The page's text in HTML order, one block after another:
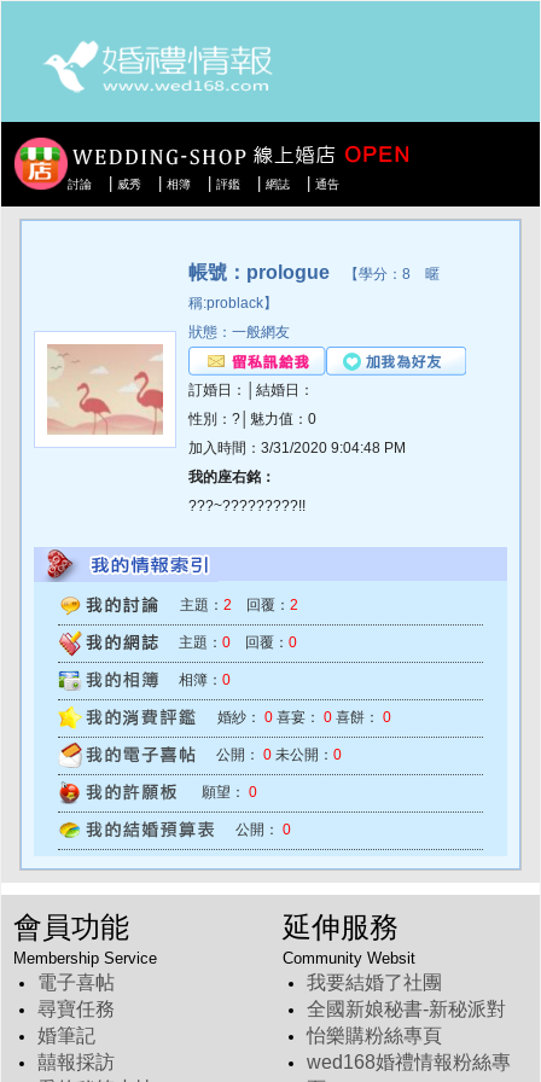
討論 威秀 相簿 評鑑 網誌 通告
帳號：prologue 【學分：8 暱
稱:problack】
狀態：一般網友
訂婚日：│結婚日：
性別：?│魅力值：0
加入時間：3/31/2020 9:04:48 PM
我的座右銘：
???~?????????!!
主題： 2 回覆： 2
主題： 0 回覆： 0
相簿： 0
婚紗： 0 喜宴： 0 喜餅： 0
公開： 0 未公開： 0
願望： 0
公開： 0
會員功能
Membership Service
電子喜帖
尋寶任務
婚筆記
囍報採訪
延伸服務
Community Websit
我要結婚了社團
全國新娘秘書-新秘派對
怡樂購粉絲專頁
wed168婚禮情報粉絲專